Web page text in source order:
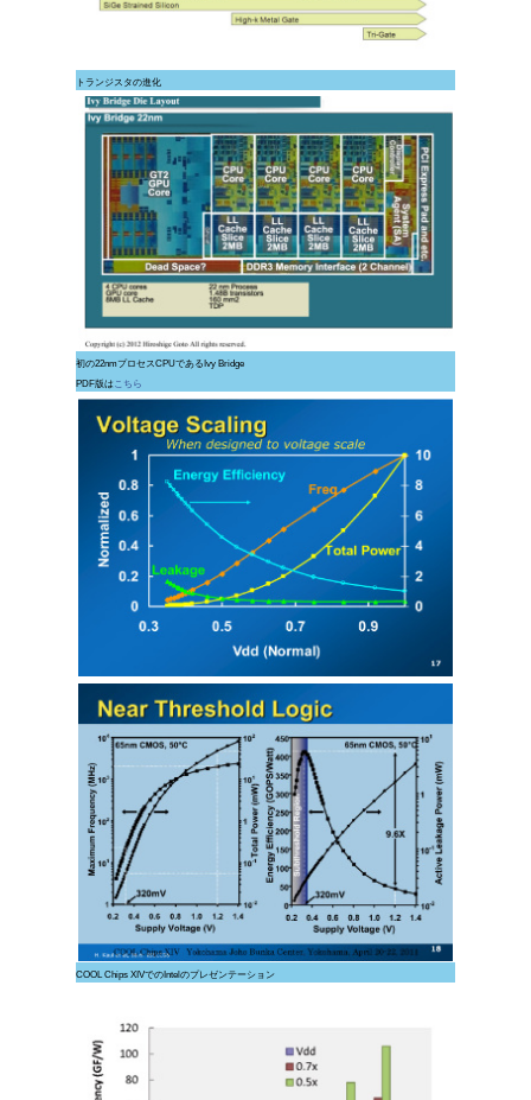
トランジスタの進化
初の22nmプロセスCPUであるIvy Bridge
PDF版は こちら
COOL Chips XIVでのIntelのプレゼンテーション